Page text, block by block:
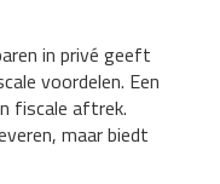
in privé geeft
voordelen. Een
fiscale aftrek.
maar biedt